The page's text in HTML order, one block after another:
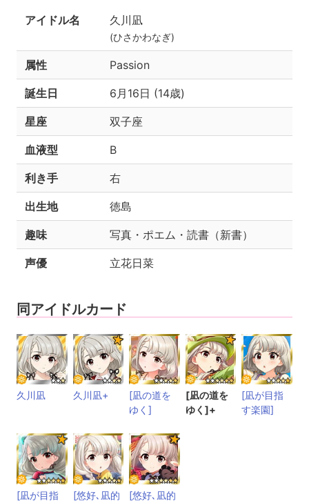
アイドル名 久川凪
(ひさかわなぎ)
属性 Passion
誕生日 6月16日 (14歳)
星座 双子座
血液型 B
利き手 右
出生地 徳島
趣味 写真・ポエム・読書（新書）
声優 立花日菜
同アイドルカード
久川凪 久川凪+
[凪の道を
ゆく]
[凪の道を
ゆく]+
[凪が目指
す楽園]
[凪が目指 [悠好､凪的 [悠好､凪的